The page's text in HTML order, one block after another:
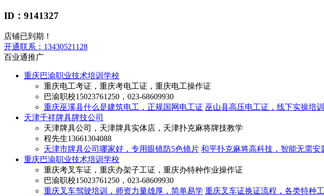
ID：9141327
店铺已到期！
开通联系： 13430521128
百业通推广
重庆巴渝职业技术培训学校
重庆电工考证，重庆考电工证，重庆电工操作证
巴渝职校15023761250，023-68609930
重庆巫溪县什么是建筑电工，正规国网电工证 巫山县高压电工证，线下实操培训
天津千祥牌具牌技公司
天津牌具公司，天津牌具实体店，天津扑克麻将牌技教学
程先生13661304088
天津市牌具公司哪家好，专用眼镜防5色镜片 和平扑克麻将高科技，智能无需安
重庆巴渝职业技术培训学校
重庆考叉车证，重庆办架子工证，重庆办特种作业操作证
巴渝职校15023761250，023-68609930
重庆叉车驾驶培训，师资力量雄厚，简单易学 重庆叉车证换证流程，各类特种